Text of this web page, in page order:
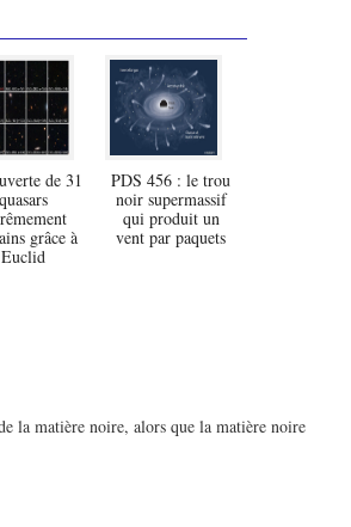
de 31
quasars
grâce à
Euclid
PDS 456 : le trou
noir supermassif
qui produit un
vent par paquets
la matière noire, alors que la matière noire